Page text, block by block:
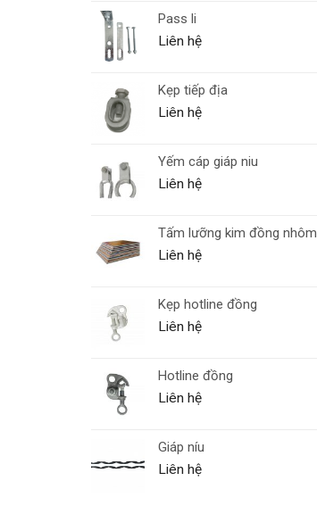
Pass li
Liên hệ
Kẹp tiếp địa
Liên hệ
Yếm cáp giáp niu
Liên hệ
Tấm lưỡng kim đồng nhôm
Liên hệ
Kẹp hotline đồng
Liên hệ
Hotline đồng
Liên hệ
Giáp níu
Liên hệ